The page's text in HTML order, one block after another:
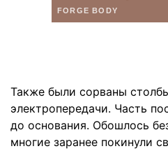
Также были сорваны
электропередачи. Часть
до основания. Обошлось
многие заранее покинули